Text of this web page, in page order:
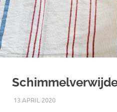
je
hobby
maar
zijn
;-)
13 APRIL 2020JACOB
KLUSSEN